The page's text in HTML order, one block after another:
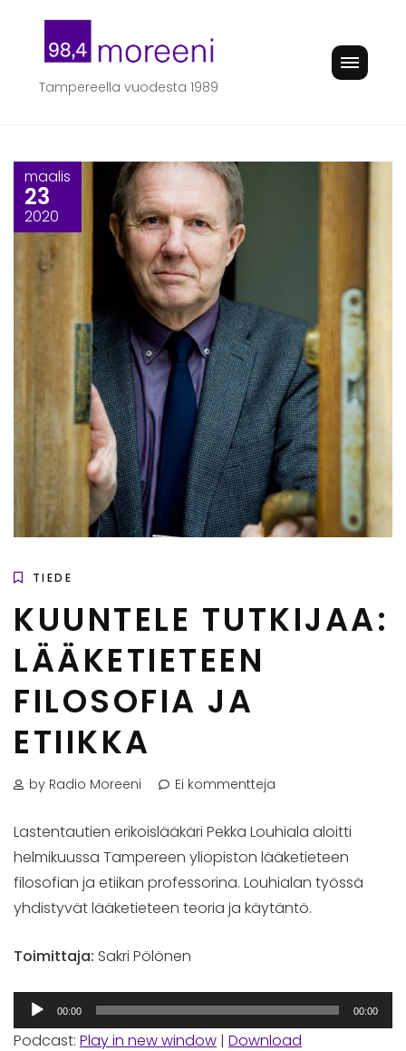
content
Tampereella vuodesta 1989
maalis
23
2020
TIEDE
KUUNTELE TUTKIJAA:
LÄÄKETIETEEN
FILOSOFIA JA
ETIIKKA
by Radio Moreeni Ei kommentteja
Lastentautien erikoislääkäri Pekka Louhiala aloitti
helmikuussa Tampereen yliopiston lääketieteen
filosofian ja etiikan professorina. Louhialan työssä
yhdistyvät lääketieteen teoria ja käytäntö.
Toimittaja: Sakri Pölönen
Äänitoistin
00:00 00:00
Podcast: Play in new window | Download